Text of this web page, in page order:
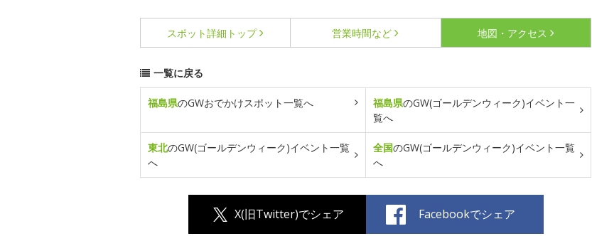
スポット詳細 トップ 営業時間など 地図・アクセス
一覧に戻る
福島県のGWおでかけスポット一覧へ 福島県のGW(ゴールデンウィーク)イベント一
覧へ
東北のGW(ゴールデンウィーク)イベント一覧
へ
全国のGW(ゴールデンウィーク)イベント一覧
へ
X(旧Twitter)でシェア Facebookでシェア